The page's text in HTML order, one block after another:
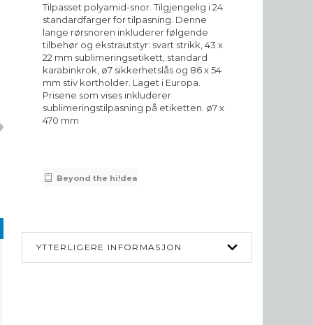
Tilpasset polyamid-snor. Tilgjengelig i 24
standardfarger for tilpasning. Denne
lange rørsnoren inkluderer følgende
tilbehør og ekstrautstyr: svart strikk, 43 x
22 mm sublimeringsetikett, standard
karabinkrok, ø7 sikkerhetslås og 86 x 54
mm stiv kortholder. Laget i Europa.
Prisene som vises inkluderer
sublimeringstilpasning på etiketten. ø7 x
470 mm
Beyond the hi!dea
YTTERLIGERE INFORMASJON